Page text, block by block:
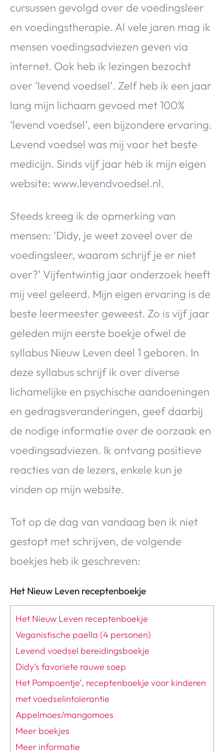
cursussen gevolgd over de voedingsleer
en voedingstherapie. Al vele jaren mag ik
mensen voedingsadviezen geven via
internet. Ook heb ik lezingen bezocht
over ‘levend voedsel’. Zelf heb ik een jaar
lang mijn lichaam gevoed met 100%
‘levend voedsel’, een bijzondere ervaring.
Levend voedsel was mij voor het beste
medicijn. Sinds vijf jaar heb ik mijn eigen
website: www.levendvoedsel.nl.
Steeds kreeg ik de opmerking van
mensen: ‘Didy, je weet zoveel over de
voedingsleer, waarom schrijf je er niet
over?’ Vijfentwintig jaar onderzoek heeft
mij veel geleerd. Mijn eigen ervaring is de
beste leermeester geweest. Zo is vijf jaar
geleden mijn eerste boekje ofwel de
syllabus Nieuw Leven deel 1 geboren. In
deze syllabus schrijf ik over diverse
lichamelijke en psychische aandoeningen
en gedragsveranderingen, geef daarbij
de nodige informatie over de oorzaak en
voedingsadviezen. Ik ontvang positieve
reacties van de lezers, enkele kun je
vinden op mijn website.
Tot op de dag van vandaag ben ik niet
gestopt met schrijven, de volgende
boekjes heb ik geschreven:
Het Nieuw Leven receptenboekje
Het Nieuw Leven receptenboekje
Veganistische paella (4 personen)
Levend voedsel bereidingsboekje
Didy’s favoriete rauwe soep
Het Pompoentje’, receptenboekje voor kinderen
met voedselintolerantie
Appelmoes/mangomoes
Meer boekjes
Meer informatie